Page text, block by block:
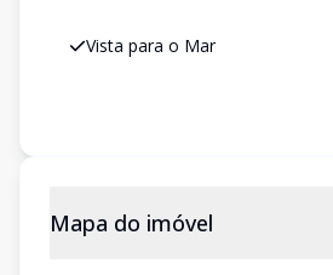
Vista para o Mar
Mapa do imóvel